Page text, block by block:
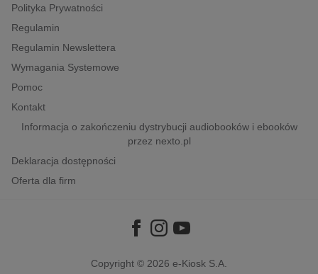
psychologiczne
inne
popularno-naukowe
historia
Polityka Prywatności
Regulamin
Regulamin Newslettera
Wymagania Systemowe
Pomoc
Kontakt
Informacja o zakończeniu dystrybucji audiobooków i ebooków
przez nexto.pl
Deklaracja dostępności
Oferta dla firm
Copyright © 2026 e-Kiosk S.A.